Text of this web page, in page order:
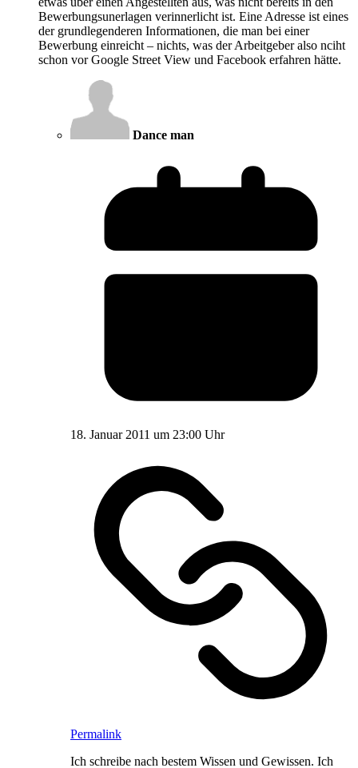
Bewerbungsunerlagen verinnerlicht ist. Eine Adresse ist eines
der grundlegenderen Informationen, die man bei einer
Bewerbung einreicht – nichts, was der Arbeitgeber also nciht
schon vor Google Street View und Facebook erfahren hätte.
Dance man
18. Januar 2011 um 23:00 Uhr
Permalink
Ich schreibe nach bestem Wissen und Gewissen. Ich